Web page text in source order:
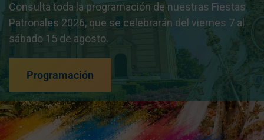
Consulta toda la programación de nuestras Fiestas
Patronales 2026, que se celebrarán del viernes 7 al
sábado 15 de agosto.
Programación